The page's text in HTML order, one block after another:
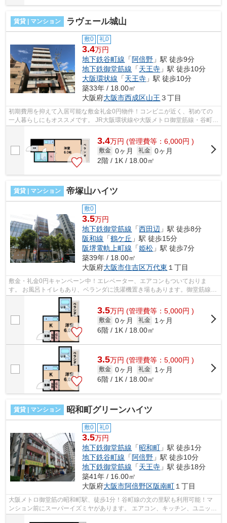
賃貸 | マンション ラヴェール城山
敷0 礼0
3.4万円
地下鉄谷町線 「 阿倍野 」駅 徒歩9分
地下鉄御堂筋線 「天王寺 」駅 徒歩10分
大阪環状線 「天王寺 」駅 徒歩10分
築33年 / 18.00㎡
大阪府大阪市西成区山王 ３丁目
初期費用を抑えて入居可能な敷金礼金0円物件！コンビニが近く、初めての
一人暮らしにもオススメです。 JR大阪環状線や大阪メトロ御堂筋線・谷町線
3.4万円 (管理費等：6,000円 )
敷金 0ヶ月 礼金 0ヶ月
2階 / 1K / 18.00㎡
賃貸 | マンション 帝塚山ハイツ
敷0
3.5万円
地下鉄御堂筋線 「西田辺 」駅 徒歩8分
阪和線 「鶴ケ丘 」駅 徒歩15分
阪堺電軌上町線 「姫松 」駅 徒歩7分
築39年 / 18.00㎡
大阪府大阪市住吉区万代東 １丁目
敷金・礼金0円キャンペーン中！エレベーター、エアコンもついておりま
す。 お風呂トイレもあり、ベランダに洗濯機置き場もあります。御堂筋線利
用可能！ ■□■□■□■□■□■□■□■□■□■□■□■□■□...
3.5万円 (管理費等：5,000円 )
敷金 0ヶ月 礼金
1ヶ月
6階 / 1K / 18.00㎡
3.5万円 (管理費等：5,000円 )
敷金 0ヶ月 礼金
1ヶ月
6階 / 1K / 18.00㎡
賃貸 | マンション 昭和町グリーンハイツ
敷0 礼0
3.5万円
地下鉄御堂筋線 「昭和町 」駅 徒歩1分
地下鉄谷町線 「 阿倍野 」駅 徒歩10分
地下鉄御堂筋線 「天王寺 」駅 徒歩18分
築41年 / 16.00㎡
大阪府大阪市阿倍野区阪南町 １丁目
大阪メトロ御堂筋の昭和町駅、徒歩1分！谷町線の文の里駅も利用可能！マ
ンション前にスーパーイズミヤがあります。 エアコン、キッチン、ユニット
バス、クローゼットなどの設備もあり...